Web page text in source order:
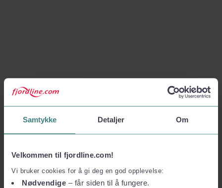
Samtykke Detaljer Om
Velkommen til fjordline.com!
Vi bruker cookies for å gi deg en god opplevelse:
Nødvendige – får siden til å fungere.